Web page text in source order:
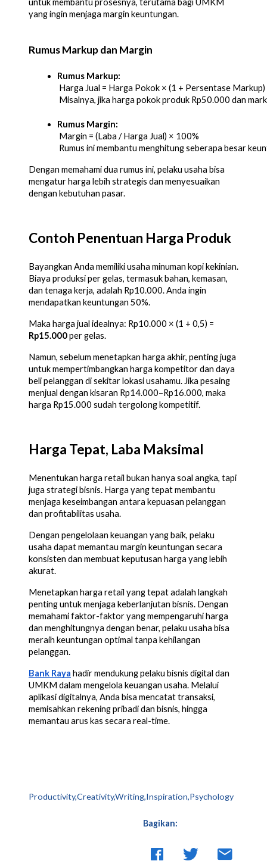
yang ingin menjaga margin keuntungan.
Rumus Markup dan Margin
Rumus Markup:
Harga Jual = Harga Pokok × (1 + Persentase Markup)
Misalnya, jika harga pokok produk Rp50.000 dan
Rumus Margin:
Margin = (Laba / Harga Jual) × 100%
Rumus ini membantu menghitung seberapa besar
Dengan memahami dua rumus ini, pelaku usaha bisa
mengatur harga lebih strategis dan menyesuaikan
dengan kebutuhan pasar.
Contoh Penentuan Harga Produk
Bayangkan Anda memiliki usaha minuman kopi kekinian.
Biaya produksi per gelas, termasuk bahan, kemasan,
dan tenaga kerja, adalah Rp10.000. Anda ingin
mendapatkan keuntungan 50%.
Maka harga jual idealnya: Rp10.000 × (1 + 0,5) =
Rp15.000per gelas.
Namun, sebelum menetapkan harga akhir, penting juga
untuk mempertimbangkan harga kompetitor dan daya
beli pelanggan di sekitar lokasi usahamu. Jika pesaing
menjual dengan kisaran Rp14.000–Rp16.000, maka
harga Rp15.000 sudah tergolong kompetitif.
Harga Tepat, Laba Maksimal
Menentukan harga retail bukan hanya soal angka, tapi
juga strategi bisnis. Harga yang tepat membantu
menjaga keseimbangan antara kepuasan pelanggan
dan profitabilitas usaha.
Dengan pengelolaan keuangan yang baik, pelaku
usaha dapat memantau margin keuntungan secara
konsisten dan membuat keputusan harga yang lebih
akurat.
Menetapkan harga retail yang tepat adalah langkah
penting untuk menjaga keberlanjutan bisnis. Dengan
memahami faktor-faktor yang mempengaruhi harga
dan menghitungnya dengan benar, pelaku usaha bisa
meraih keuntungan optimal tanpa kehilangan
pelanggan.
Bank Raya hadir mendukung pelaku bisnis digital dan
UMKM dalam mengelola keuangan usaha. Melalui
aplikasi digitalnya, Anda bisa mencatat transaksi,
memisahkan rekening pribadi dan bisnis, hingga
memantau arus kas secara real-time.
Productivity,Creativity,Writing,Inspiration,Psychology
Bagikan: